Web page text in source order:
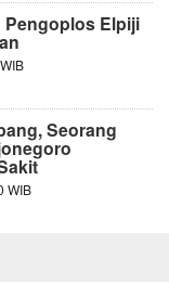
Pengoplos Elpiji
Seorang
WIB